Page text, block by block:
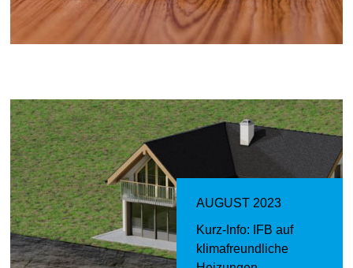
AUGUST 2023
Kurz-Info: IFB auf
klimafreundliche